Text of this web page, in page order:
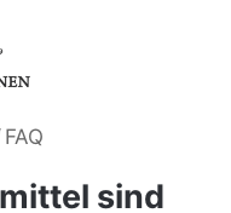
FAQ
sind